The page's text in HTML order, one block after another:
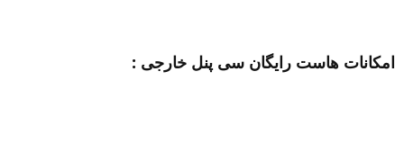
امکانات هاست رایگان سی پنل خارجی :